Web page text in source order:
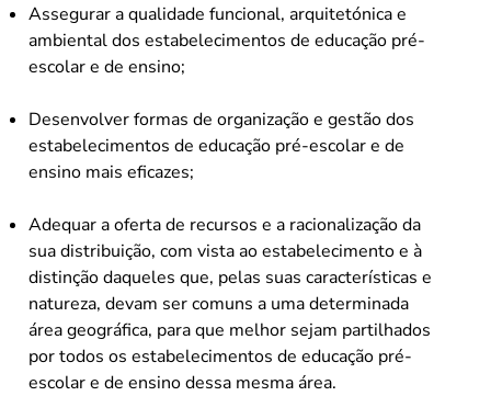
Assegurar a qualidade funcional, arquitetónica e
ambiental dos estabelecimentos de educação pré-
escolar e de ensino;
Desenvolver formas de organização e gestão dos
estabelecimentos de educação pré-escolar e de
ensino mais eficazes;
Adequar a oferta de recursos e a racionalização da
sua distribuição, com vista ao estabelecimento e à
distinção daqueles que, pelas suas características e
natureza, devam ser comuns a uma determinada
área geográfica, para que melhor sejam partilhados
por todos os estabelecimentos de educação pré-
escolar e de ensino dessa mesma área.